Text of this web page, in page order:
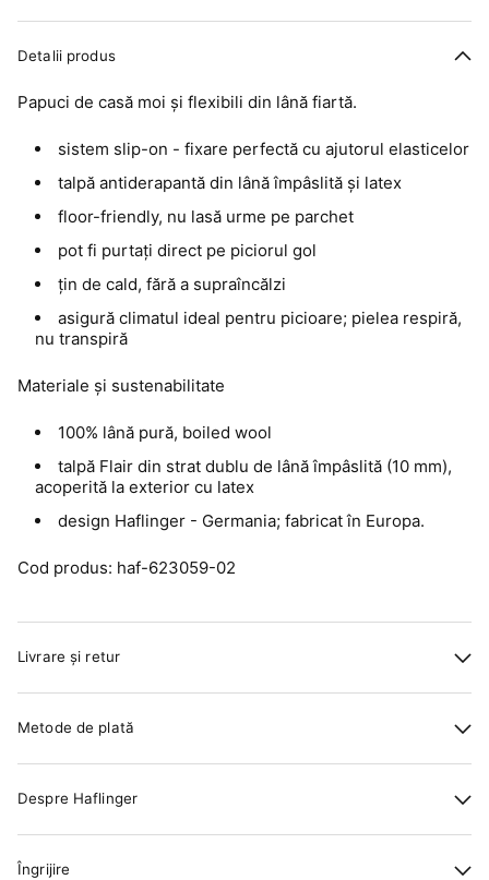
Detalii produs
Papuci de casă moi și flexibili din lână fiartă.
sistem slip-on - fixare perfectă cu ajutorul elasticelor
talpă antiderapantă din lână împâslită și latex
floor-friendly, nu lasă urme pe parchet
pot fi purtați direct pe piciorul gol
țin de cald, fără a supraîncălzi
asigură climatul ideal pentru picioare; pielea respiră,
nu transpiră
Materiale și sustenabilitate
100% lână pură, boiled wool
talpă Flair din strat dublu de lână împâslită (10 mm),
acoperită la exterior cu latex
design Haflinger - Germania; fabricat în Europa.
Cod produs: haf-623059-02
Livrare și retur
Metode de plată
Despre Haflinger
Îngrijire